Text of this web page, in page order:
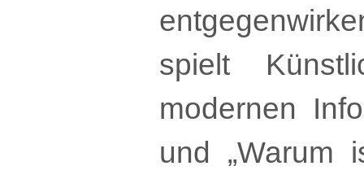
spielt
modernen
und „Warum